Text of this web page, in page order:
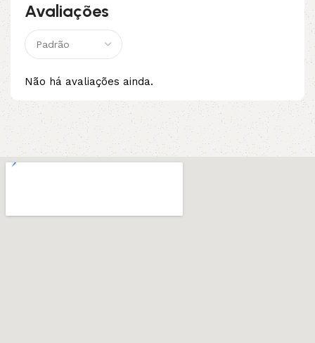
Avaliações
Não há avaliações ainda.